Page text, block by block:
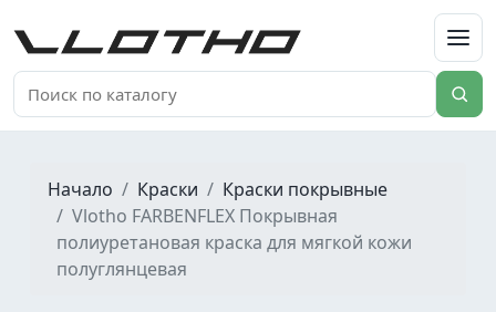
VLOTHO
Начало Краски
Краски покрывные
Vlotho FARBENFLEX Покрывная
полиуретановая краска для мягкой кожи
полуглянцевая